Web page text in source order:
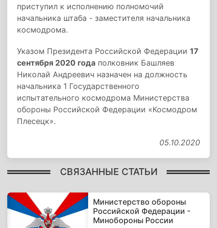
приступил к исполнению полномочий
начальника штаба - заместителя начальника
космодрома.
Указом Президента Российской Федерации 17
сентября 2020 года полковник Башляев
Николай Андреевич назначен на должность
начальника 1 Государственного
испытательного космодрома Министерства
обороны Российской Федерации «Космодром
Плесецк».
05.10.2020
СВЯЗАННЫЕ СТАТЬИ
Министерство обороны
Российской Федерации -
Минобороны России